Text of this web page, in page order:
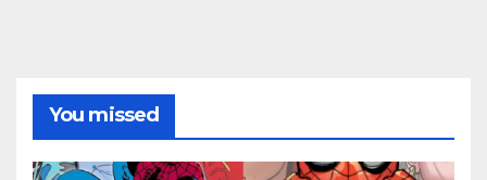
You missed